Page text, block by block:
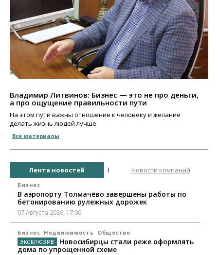
Владимир Литвинов: Бизнес — это не про деньги,
а про ощущение правильности пути
На этом пути важны отношение к человеку и желание
делать жизнь людей лучше
Все материалы
Лента новостей Новости компаний
Бизнес
В аэропорту Толмачёво завершены работы по
бетонированию рулежных дорожек
07 Августа 2026, 17:00
Бизнес Недвижимость Общество
Новосибирцы стали реже оформлять
дома по упрощенной схеме